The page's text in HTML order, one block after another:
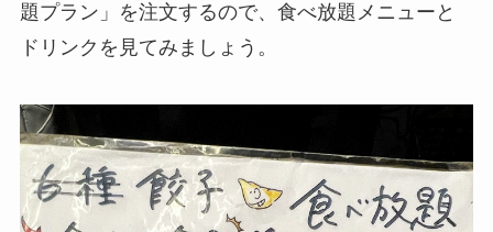
題プラン」を注文するので、食べ放題メニューと
ドリンクを見てみましょう。